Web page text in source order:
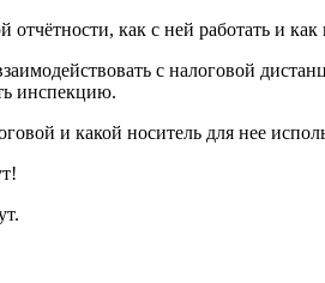
как с ней работать и как
с налоговой
инспекцию.
и какой носитель для нее